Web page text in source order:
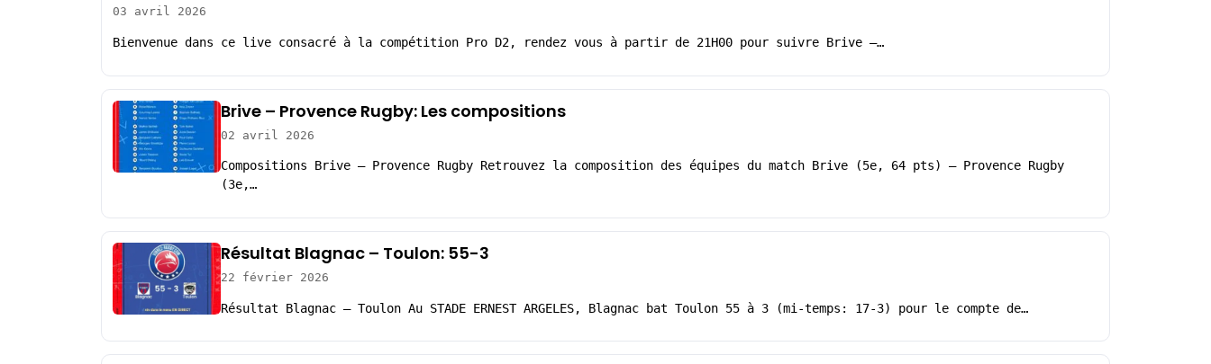
03 avril 2026
Bienvenue dans ce live consacré à la compétition Pro D2, rendez vous à partir de 21H00 pour suivre Brive –…
Brive – Provence Rugby: Les compositions
02 avril 2026
Compositions Brive – Provence Rugby Retrouvez la composition des équipes du match Brive (5e, 64 pts) – Provence Rugby
(3e,…
Résultat Blagnac – Toulon: 55-3
22 février 2026
Résultat Blagnac – Toulon Au STADE ERNEST ARGELES, Blagnac bat Toulon 55 à 3 (mi-temps: 17-3) pour le compte de…